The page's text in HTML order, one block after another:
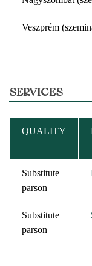
Veszprém
SERVICES
QUALITY
Substitute
parson
Substitute
parson